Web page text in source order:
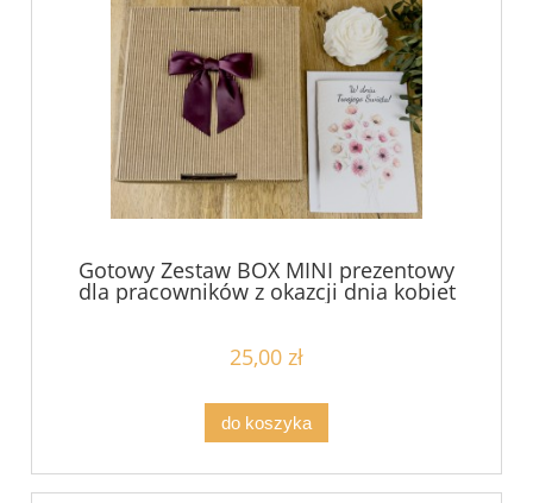
Gotowy Zestaw BOX MINI prezentowy
dla pracowników z okazcji dnia kobiet
hurt już od 8,9zł netto/sztuka
25,00 zł
do koszyka